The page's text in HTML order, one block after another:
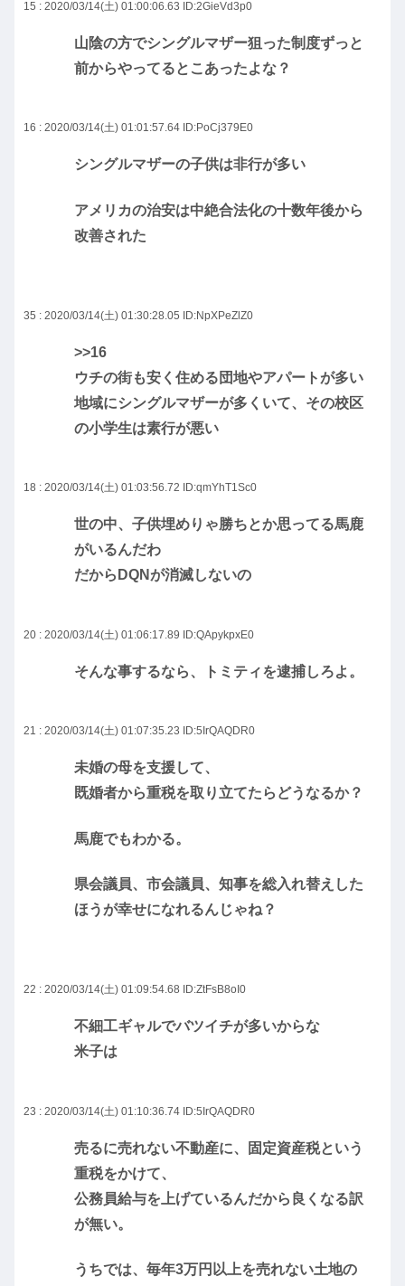
15 : 2020/03/14(土) 01:00:06.63 ID:2GieVd3p0
山陰の方でシングルマザー狙った制度ずっと
前からやってるとこあったよな？
16 : 2020/03/14(土) 01:01:57.64 ID:PoCj379E0
シングルマザーの子供は非行が多い
アメリカの治安は中絶合法化の十数年後から
改善された
35 : 2020/03/14(土) 01:30:28.05 ID:NpXPeZlZ0
>>16
ウチの街も安く住める団地やアパートが多い
地域にシングルマザーが多くいて、その校区
の小学生は素行が悪い
18 : 2020/03/14(土) 01:03:56.72 ID:qmYhT1Sc0
世の中、子供埋めりゃ勝ちとか思ってる馬鹿
がいるんだわ
だからDQNが消滅しないの
20 : 2020/03/14(土) 01:06:17.89 ID:QApykpxE0
そんな事するなら、トミティを逮捕しろよ。
21 : 2020/03/14(土) 01:07:35.23 ID:5IrQAQDR0
未婚の母を支援して、
既婚者から重税を取り立てたらどうなるか？
馬鹿でもわかる。
県会議員、市会議員、知事を総入れ替えした
ほうが幸せになれるんじゃね？
22 : 2020/03/14(土) 01:09:54.68 ID:ZtFsB8oI0
不細工ギャルでバツイチが多いからな
米子は
23 : 2020/03/14(土) 01:10:36.74 ID:5IrQAQDR0
売るに売れない不動産に、固定資産税という
重税をかけて、
公務員給与を上げているんだから良くなる訳
が無い。
うちでは、毎年3万円以上を売れない土地の